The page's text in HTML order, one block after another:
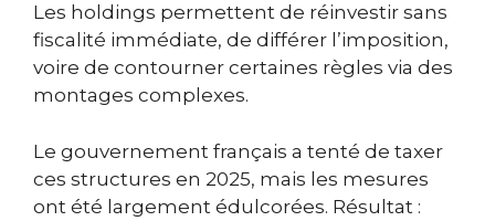
Les holdings permettent de réinvestir sans
fiscalité immédiate, de différer l’imposition,
voire de contourner certaines règles via des
montages complexes.
Le gouvernement français a tenté de taxer
ces structures en 2025, mais les mesures
ont été largement édulcorées. Résultat :